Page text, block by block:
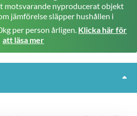
motsvarande nyproducerat objekt
jämförelse släpper hushållen i
per person årligen. Klicka här för
att läsa mer